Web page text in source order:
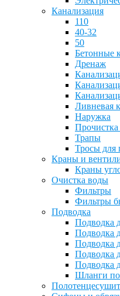
Канализация
110
40-32
50
Бетонные
Дренаж
Ливневая
Наружка
Прочистка
Трапы
Тросы для
Краны и
Краны
Очистка воды
Фильтры
Фильтры
Подводка
Подводка
Подводка
Подводка
Подводка
Подводка
Шланги